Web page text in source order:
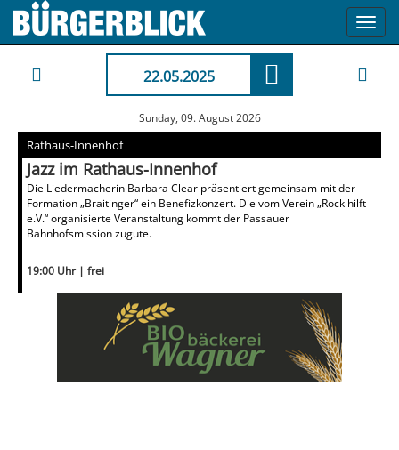
22.05.2025
Sunday, 09. August 2026
Rathaus-Innenhof
Jazz im Rathaus-Innenhof
Die Liedermacherin Barbara Clear präsentiert gemeinsam mit der
Formation „Braitinger“ ein Benefizkonzert. Die vom Verein „Rock hilft
e.V.“ organisierte Veranstaltung kommt der Passauer
Bahnhofsmission zugute.
19:00 Uhr | frei